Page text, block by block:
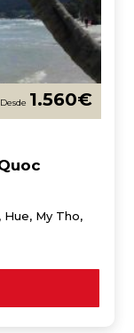
1.560€
Hue, My Tho,